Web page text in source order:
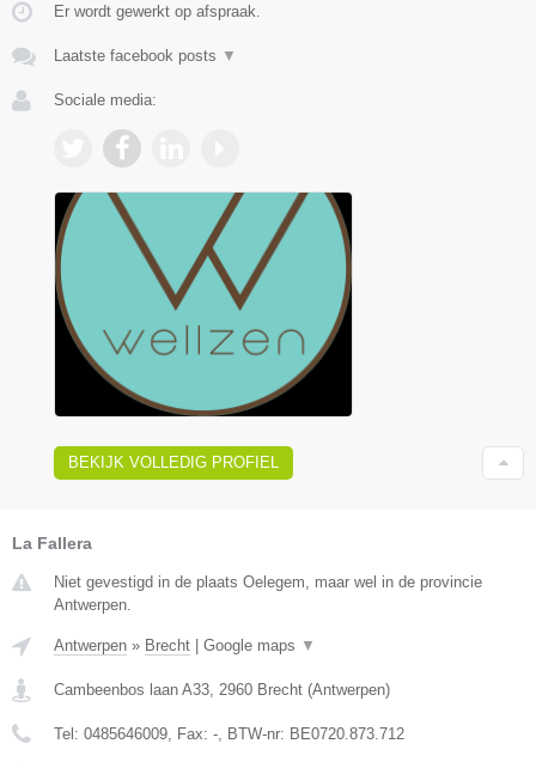
Er wordt gewerkt op afspraak.
Laatste facebook posts ▼
Sociale media:
BEKIJK VOLLEDIG PROFIEL
La Fallera
Niet gevestigd in de plaats Oelegem, maar wel in de provincie
Antwerpen.
Antwerpen » Brecht Google maps ▼
Cambeenbos laan A33, 2960 Brecht (Antwerpen)
Tel: 0485646009, Fax: -, BTW-nr: BE0720.873.712